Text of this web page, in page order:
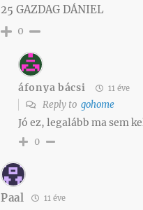
25 GAZDAG DÁNIEL
0
áfonya bácsi 11 éve
Reply to gohome
Jó ez, legalább ma sem
0
Paal 11 éve